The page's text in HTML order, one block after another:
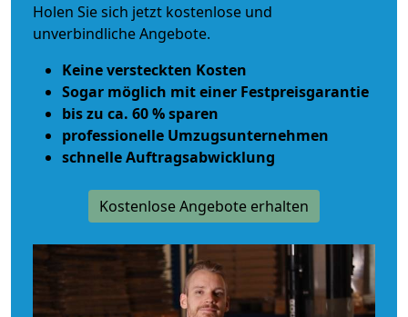
Holen Sie sich jetzt kostenlose und
unverbindliche Angebote.
Keine versteckten Kosten
Sogar möglich mit einer Festpreisgarantie
bis zu ca. 60 % sparen
professionelle Umzugsunternehmen
schnelle Auftragsabwicklung
Kostenlose Angebote erhalten